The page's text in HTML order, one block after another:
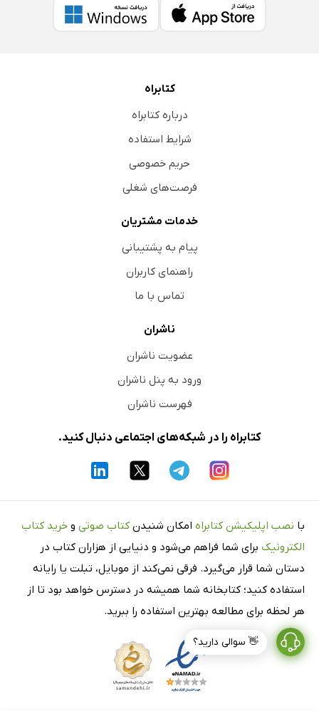
👋 سوالی دارید؟
کتابراه
درباره کتابراه
شرایط استفاده
حریم خصوصی
فرصت‌های شغلی
خدمات مشتریان
پیام به پشتیبانی
راهنمای کاربران
تماس با ما
ناشران
عضویت ناشران
ورود به پنل ناشران
فهرست ناشران
کتابراه را در شبکه‌های اجتماعی دنبال کنید.
با نصب اپلیکیشن کتابراه امکان شنیدن کتاب صوتی و خرید کتاب
الکترونیک برای شما فراهم می‌شود و دنیایی از هزاران کتاب در
دستان شما قرار می‌گیرد. فرقی نمی‌کند از موبایل، تبلت یا رایانه
استفاده کنید؛ کتابخانه شما همیشه در دسترس خواهد بود تا از
هر لحظه برای مطالعه بهترین استفاده را ببرید.